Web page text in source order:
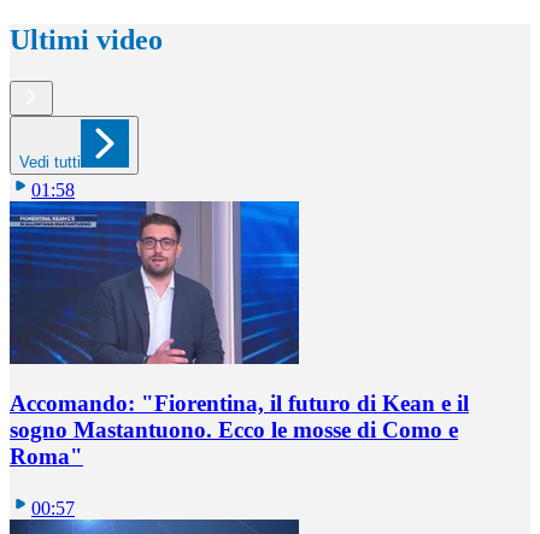
Ultimi video
Vedi tutti
01:58
Accomando: "Fiorentina, il futuro di Kean e il
sogno Mastantuono. Ecco le mosse di Como e
Roma"
00:57